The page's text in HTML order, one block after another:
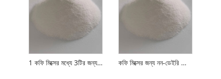
1 কফি মিক্সের মধ্যে 3টির জন্য নন ডেইরি ক্রিমার কফি মিক্সের জন্য নন-ডেইরি ক্রিমার